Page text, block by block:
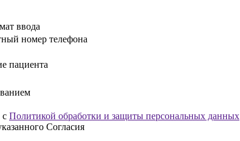
ввода
номер телефона
пациента
с Политикой обработки и защиты персональных данных
Согласия